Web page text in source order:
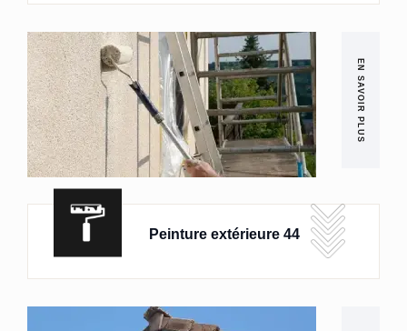
EN SAVOIR PLUS
Peinture extérieure 44